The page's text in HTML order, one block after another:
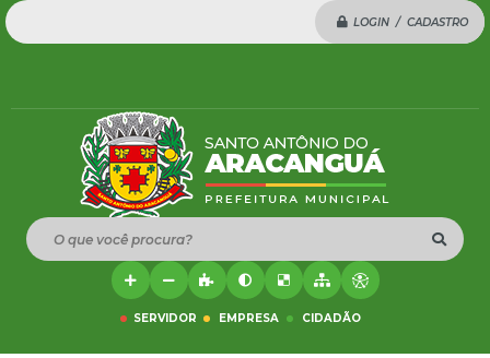
LOGIN / CADASTRO
O que você procura?
SERVIDOR EMPRESA CIDADÃO